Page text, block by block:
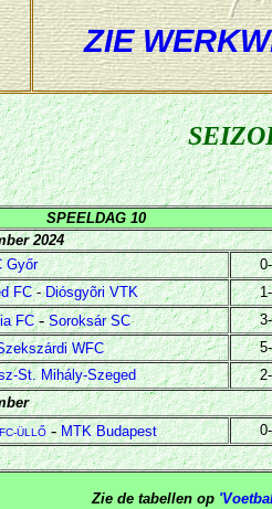
ZIE
SPEELDAG 10
2024
Győr
FC-Diósgyõri VTK
FC-Soroksár SC
WFC
St. Mihály-Szeged
ÜLLŐ- MTK Budapest
Zie de tabellen op